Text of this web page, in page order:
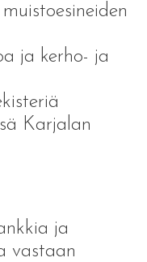
ja kerho- ja
Karjalan
ja
vastaan